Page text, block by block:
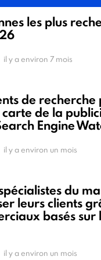
les plus
il y a environ 7 mois
de recherche
de la
Engine
il y a environ un mois
du
leurs clients
basés sur
il y a environ un mois